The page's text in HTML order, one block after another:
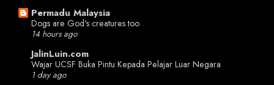
Permadu Malaysia
Dogs are God's creatures too
14 hours ago
JalinLuin.com
Wajar UCSF Buka Pintu Kepada Pelajar Luar Negara
1 day ago